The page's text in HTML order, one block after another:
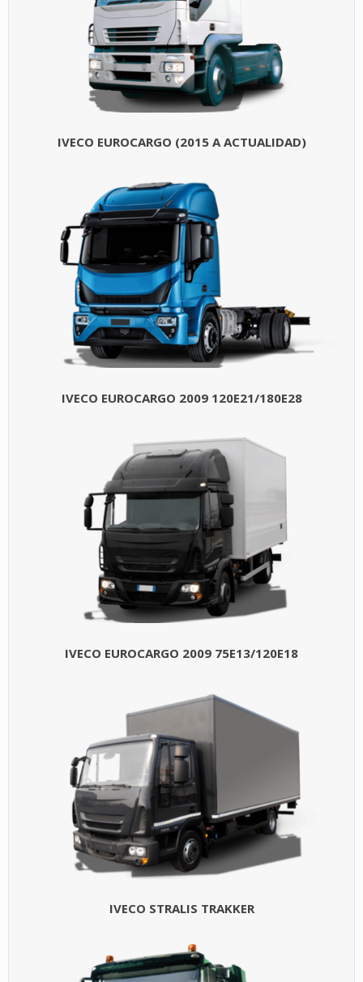
IVECO EUROCARGO (2015 A ACTUALIDAD)
IVECO EUROCARGO 2009 120E21/180E28
IVECO EUROCARGO 2009 75E13/120E18
IVECO STRALIS TRAKKER